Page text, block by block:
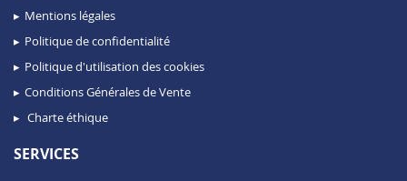
Mentions légales
Politique de confidentialité
Politique d'utilisation des cookies
Conditions Générales de Vente
Charte éthique
SERVICES